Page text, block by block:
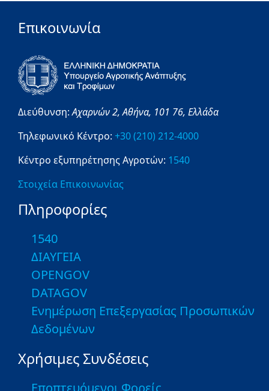
Επικοινωνία
Διεύθυνση:Αχαρνών 2,Αθήνα, 101 76, Ελλάδα
Τηλεφωνικό Κέντρο: +30 (210) 212-4000
Κέντρο εξυπηρέτησης Αγροτών: 1540
Στοιχεία Επικοινωνίας
Πληροφορίες
1540
ΔΙΑΥΓΕΙΑ
OPENGOV
DATAGOV
Ενημέρωση Επεξεργασίας Προσωπικών
Δεδομένων
Χρήσιμες Συνδέσεις
Εποπτευόμενοι Φορείς